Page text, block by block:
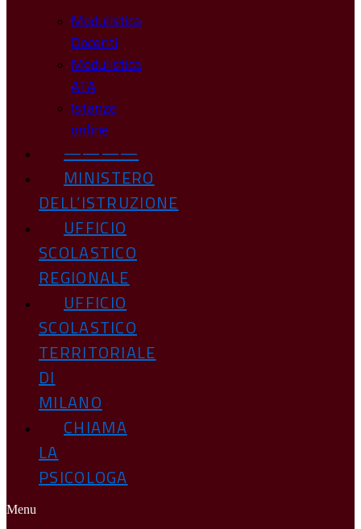
Modulistica
Docenti
Modulistica
ATA
Istanze
online
————
MINISTERO
DELL’ISTRUZIONE
UFFICIO
SCOLASTICO
REGIONALE
UFFICIO
SCOLASTICO
TERRITORIALE
DI
MILANO
CHIAMA
LA
PSICOLOGA
Menu